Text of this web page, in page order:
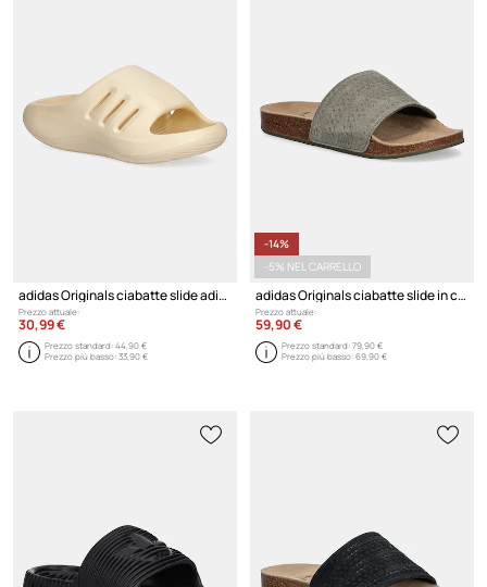
adidas Originals ciabatte slide adiFOM IIInfinity Slide
Prezzo attuale:
30,99 €
Prezzo standard:44,90 €
Prezzo più basso:33,90 €
-14%
-5% NEL CARRELLO
adidas Originals ciabatte slide in camoscio Adilette Rs
Prezzo attuale:
59,90 €
Prezzo standard:79,90 €
Prezzo più basso:69,90 €